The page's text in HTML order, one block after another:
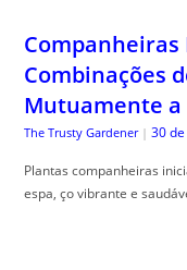
Companheiras
Combinações
Mutuamente
The Trusty Gardener | 30
Plantas companheiras
espa, ço vibrante e